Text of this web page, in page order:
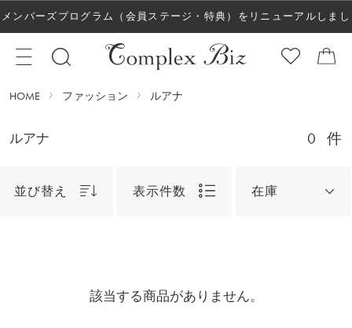
メンバーズプログラム（会員ステージ・特典）をリニューアルしまし
た！
HOME ファッション ルアナ
ルアナ 0 件
並び替え 表示件数 在庫
該当する商品がありません。